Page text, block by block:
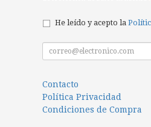
He leído y acepto la
Contacto
Política Privacidad
Condiciones de Compra